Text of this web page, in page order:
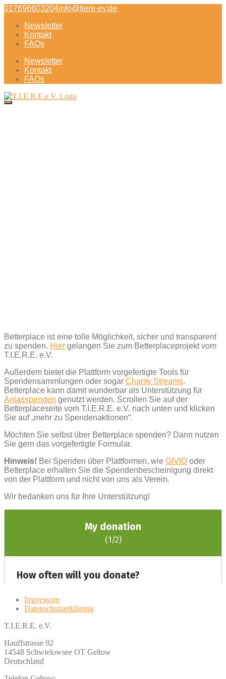
Direkt
Inhalt
017696603204info@tiere-ev.de
Newsletter
Kontakt
FAQs
Newsletter
Kontakt
FAQs
Betterplace ist eine tolle Möglichkeit, sicher und transparent
zu spenden. Hier gelangen Sie zum Betterplaceprojekt vom
T.I.E.R.E. e.V.
Außerdem bietet die Plattform vorgefertigte Tools für
Spendensammlungen oder sogar Charity Streams.
Betterplace kann damit wunderbar als Unterstützung für
Anlasspenden genutzt werden. Scrollen Sie auf der
Betterplaceseite vom T.I.E.R.E. e.V. nach unten und klicken
Sie auf „mehr zu Spendenaktionen“.
Möchten Sie selbst über Betterplace spenden? Dann nutzen
Sie gern das vorgefertigte Formular.
Hinweis! Bei Spenden über Plattformen, wie GIVIO oder
Betterplace erhalten Sie die Spendenbescheinigung direkt
von der Plattform und nicht von uns als Verein.
Wir bedanken uns für Ihre Unterstützung!
Impressum
Datenschutzerklärung
T.I.E.R.E. e.V.
Hauffstrasse 92
14548 Schwielowsee OT Geltow
Deutschland